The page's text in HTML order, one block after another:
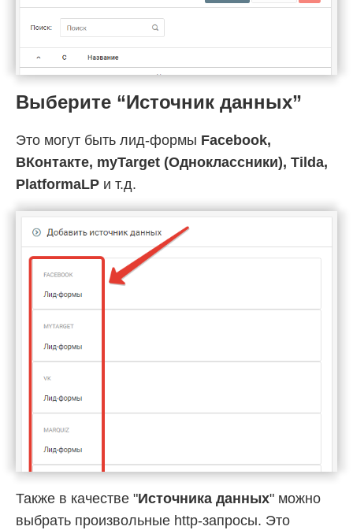
Выберите “Источник данных”
Это могут быть лид-формы Facebook,
ВКонтакте, myTarget (Одноклассники), Tilda,
PlatformaLP и т.д.
Также в качестве "Источника данных" можно
выбрать произвольные http-запросы. Это